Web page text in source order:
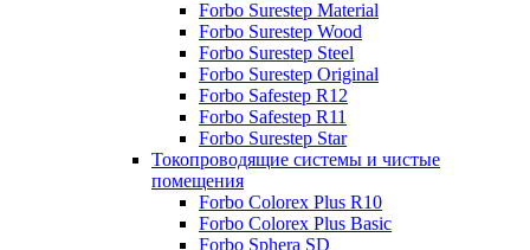
Forbo Surestep Material
Forbo Surestep Wood
Forbo Surestep Steel
Forbo Surestep Original
Forbo Safestep R12
Forbo Safestep R11
Forbo Surestep Star
Токопроводящие системы и чистые
помещения
Forbo Colorex Plus R10
Forbo Colorex Plus Basic
Forbo Sphera SD